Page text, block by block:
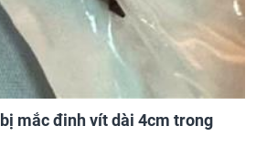
mắc đinh vít dài 4cm trong